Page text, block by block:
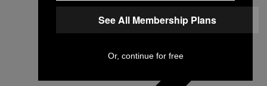
See All Membership Plans
Or, continue for free